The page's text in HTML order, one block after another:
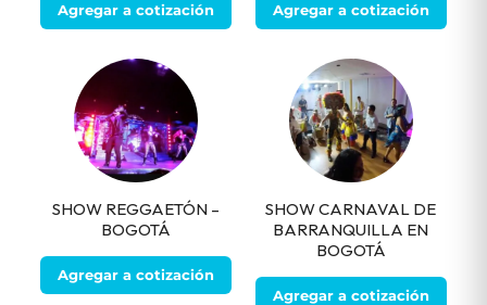
Agregar a cotización Agregar a cotización
SHOW REGGAETÓN –
BOGOTÁ
Agregar a cotización
SHOW CARNAVAL DE
BARRANQUILLA EN
BOGOTÁ
Agregar a cotización